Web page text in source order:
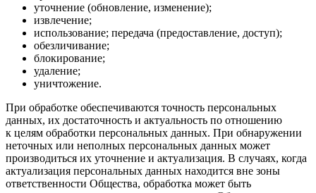
уточнение (обновление, изменение);
извлечение;
использование; передача (предоставление, доступ);
обезличивание;
блокирование;
удаление;
уничтожение.
При обработке обеспечиваются точность персональных
данных, их достаточность и актуальность по отношению
к целям обработки персональных данных. При обнаружении
неточных или неполных персональных данных может
производиться их уточнение и актуализация. В случаях, когда
актуализация персональных данных находится вне зоны
ответственности Общества, обработка может быть